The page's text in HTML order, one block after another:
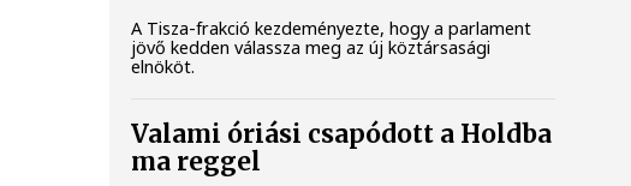
A Tisza-frakció kezdeményezte, hogy a parlament
jövő kedden válassza meg az új köztársasági
elnököt.
Valami óriási csapódott a Holdba
ma reggel